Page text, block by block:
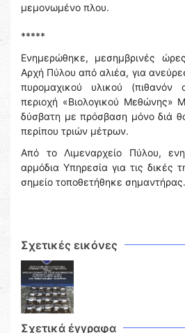
μεμονωμένο πλου.
*****
Ενημερώθηκε, μεσημβρινές
Αρχή Πύλου από αλιέα, για
πυρομαχικού υλικού (πιθανόν
περιοχή «Βιολογικού Μεθώνης»
δύσβατη με πρόσβαση μόνο διά
περίπου τριών μέτρων.
Από το Λιμεναρχείο Πύλου,
αρμόδια Υπηρεσία για τις δικές
σημείο τοποθετήθηκε σημαντήρας.
Σχετικές εικόνες
Σχετικά έγγραφα